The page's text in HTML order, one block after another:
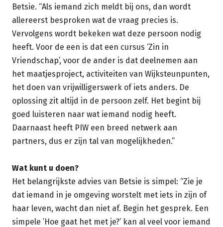
Betsie. “Als iemand zich meldt bij ons, dan wordt
allereerst besproken wat de vraag precies is.
Vervolgens wordt bekeken wat deze persoon nodig
heeft. Voor de een is dat een cursus ‘Zin in
Vriendschap’, voor de ander is dat deelnemen aan
het maatjesproject, activiteiten van Wijksteunpunten,
het doen van vrijwilligerswerk of iets anders. De
oplossing zit altijd in de persoon zelf. Het begint bij
goed luisteren naar wat iemand nodig heeft.
Daarnaast heeft PIW een breed netwerk aan
partners, dus er zijn tal van mogelijkheden.”
Wat kunt u doen?
Het belangrijkste advies van Betsie is simpel: “Zie je
dat iemand in je omgeving worstelt met iets in zijn of
haar leven, wacht dan niet af. Begin het gesprek. Een
simpele ’Hoe gaat het met je?’ kan al veel voor iemand